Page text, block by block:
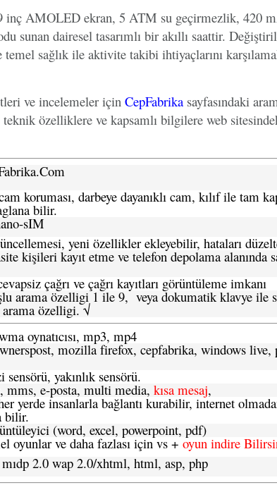
inç AMOLED ekran, 5 ATM su geçirmezlik, 420
sunan dairesel tasarımlı bir akıllı saattir.
temel sağlık ile aktivite takibi ihtiyaçlarını
ve incelemeler içinCepFabrika sayfasındaki
özelliklere ve kapsamlı bilgilere web
koruması, darbeye dayanıklı cam, kılıf ile tam
bilir.
sIM
yeni özellikler ekleyebilir, hataları
kişileri kayıt etme ve telefon depolama alanında
çağrı ve çağrı kayıtları görüntüleme imkanı
arama özelligi 1 ile 9, veya dokumatik klavye ile
özelligi. √
oynatıcısı, mp3, mp4
mozilla firefox, cepfabrika, windows live,
sensörü, yakınlık sensörü.
mms, e-posta, multi media, kısa mesaj,
yerde insanlarla bağlantı kurabilir, internet
bilir.
(word, excel, powerpoint, pdf)
oyunlar ve daha fazlası için vs +oyun indire
mıdp 2.0 wap 2.0/xhtml, html, asp, php